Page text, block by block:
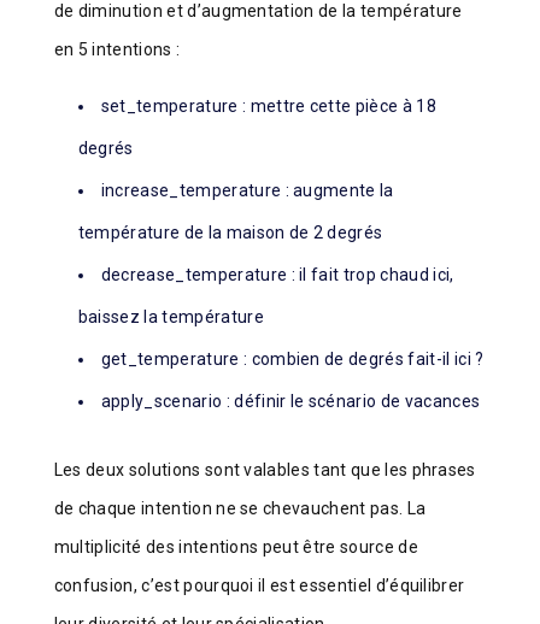
de diminution et d’augmentation de la température
en 5 intentions :
set_temperature : mettre cette pièce à 18
degrés
increase_temperature : augmente la
température de la maison de 2 degrés
decrease_temperature : il fait trop chaud ici,
baissez la température
get_temperature : combien de degrés fait-il ici ?
apply_scenario : définir le scénario de vacances
Les deux solutions sont valables tant que les phrases
de chaque intention ne se chevauchent pas. La
multiplicité des intentions peut être source de
confusion, c’est pourquoi il est essentiel d’équilibrer